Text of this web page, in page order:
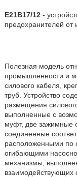
E21B17/12-
предохранителей от
Полезная модель
промышленности и
силового кабеля,
труб. Устройство
размещения
выполненные с
муфт, две зажимные
соединенные
расположенными по
огибающими
механизмы,
взаимодействующих